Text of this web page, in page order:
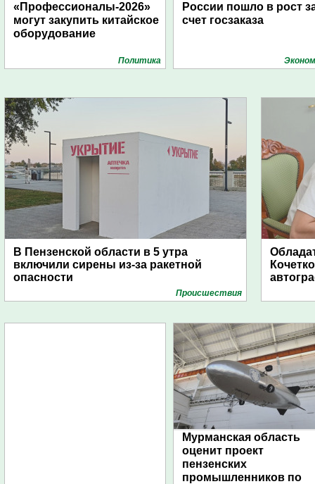
«Профессионалы-2026»
могут закупить китайское
оборудование
Политика
России пошло в рост
счет госзаказа
В Пензенской области в 5 утра
включили сирены из-за ракетной
опасности
Проиcшествия
Мурманская область
оценит проект
пензенских
промышленников по